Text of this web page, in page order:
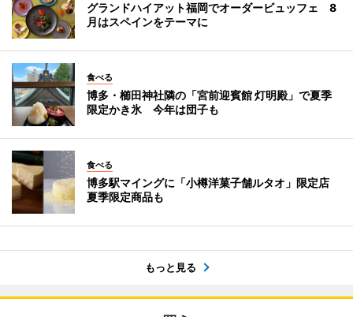
グランドハイアット福岡でオーダービュッフェ 8
月はスペインをテーマに
食べる
博多・櫛田神社隣の「宮前迎賓館 灯明殿」で夏季
限定かき氷 今年は団子も
食べる
博多駅マイングに「小樽洋菓子舗ルタオ」限定店
夏季限定商品も
もっと見る